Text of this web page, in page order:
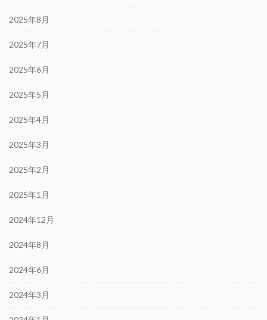
2025年8月
2025年7月
2025年6月
2025年5月
2025年4月
2025年3月
2025年2月
2025年1月
2024年12月
2024年8月
2024年6月
2024年3月